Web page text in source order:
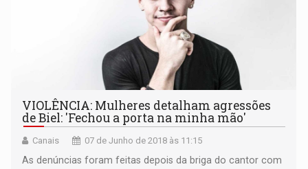
VIOLÊNCIA: Mulheres detalham agressões
de Biel: 'Fechou a porta na minha mão'
Canais 07 de Junho de 2018 às 11:15
As denúncias foram feitas depois da briga do cantor com